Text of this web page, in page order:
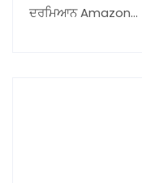
ਦਰਮਿਆਨ Amazon…